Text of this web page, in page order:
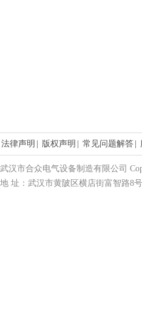
法律声明 版权声明 常见问题解答
武汉市合众电气设备制造有限公司
地 址：武汉市黄陂区横店街富智路8